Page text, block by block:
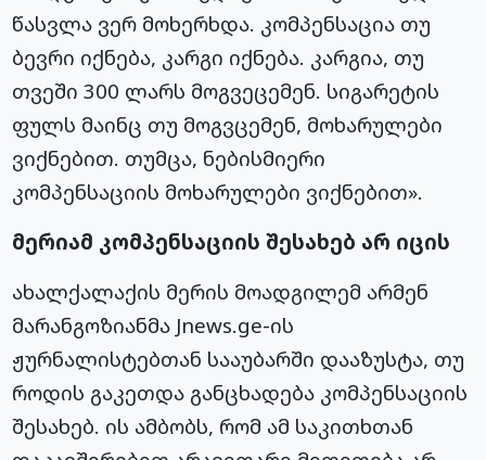
წასვლა ვერ მოხერხდა. კომპენსაცია თუ
ბევრი იქნება, კარგი იქნება. კარგია, თუ
თვეში 300 ლარს მოგვეცემენ. სიგარეტის
ფულს მაინც თუ მოგვცემენ, მოხარულები
ვიქნებით. თუმცა, ნებისმიერი
კომპენსაციის მოხარულები ვიქნებით».
მერიამ კომპენსაციის შესახებ არ იცის
ახალქალაქის მერის მოადგილემ არმენ
მარანგოზიანმა Jnews.ge-ის
ჟურნალისტებთან სააუბარში დააზუსტა, თუ
როდის გაკეთდა განცხადება კომპენსაციის
შესახებ. ის ამბობს, რომ ამ საკითხთან